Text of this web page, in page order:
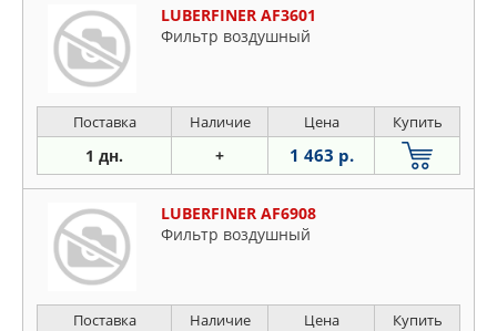
LUBERFINER AF3601
Фильтр воздушный
Поставка Наличие Цена Купить
1 дн. + 1 463 р.
LUBERFINER AF6908
Фильтр воздушный
Поставка Наличие Цена Купить